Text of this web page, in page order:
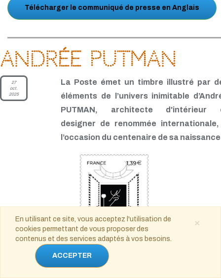
Télécharger le communiqué de presse en Anglais
Andrée Putman
27
oct.
2025
La Poste émet un timbre illustré par
éléments de l’univers inimitable
PUTMAN, architecte d'intérieur
designer de renommée
l’occasion du centenaire de sa
© La Poste 2025.
Création et mise en page © Studio Andrée Putman
×
En utilisant ce site, vous acceptez l'utilisation de
cookies permettant de vous proposer des
contenus et des services adaptés à vos besoins.
ACCEPTER